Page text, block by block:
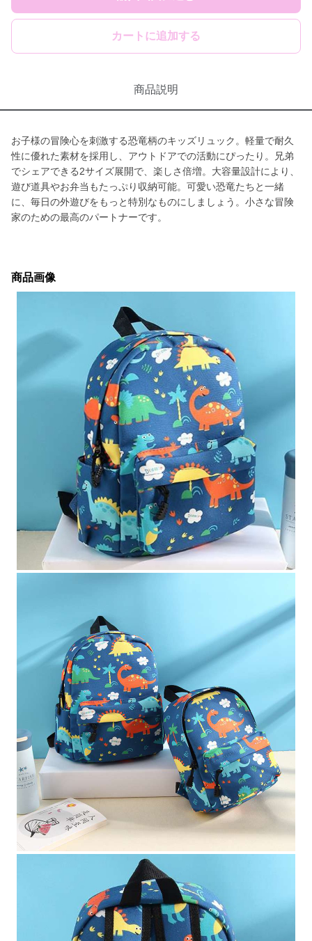
カートに追加する
商品説明
お子様の冒険心を刺激する恐竜柄のキッズリュック。軽量で耐久
性に優れた素材を採用し、アウトドアでの活動にぴったり。兄弟
でシェアできる2サイズ展開で、楽しさ倍増。大容量設計により、
遊び道具やお弁当もたっぷり収納可能。可愛い恐竜たちと一緒
に、毎日の外遊びをもっと特別なものにしましょう。小さな冒険
家のための最高のパートナーです。
商品画像